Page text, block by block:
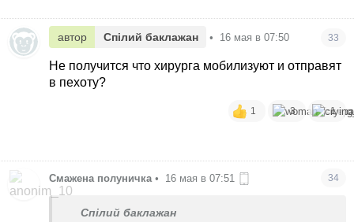
автор Спілий баклажан • 16 мая в 07:50 33
Не получится что хирурга мобилизуют и отправят
в пехоту?
1 3 1
Смажена полуничка • 16 мая в 07:51 34
Спілий баклажан